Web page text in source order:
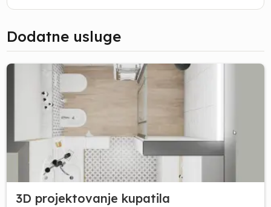
Dodatne usluge
3D projektovanje kupatila